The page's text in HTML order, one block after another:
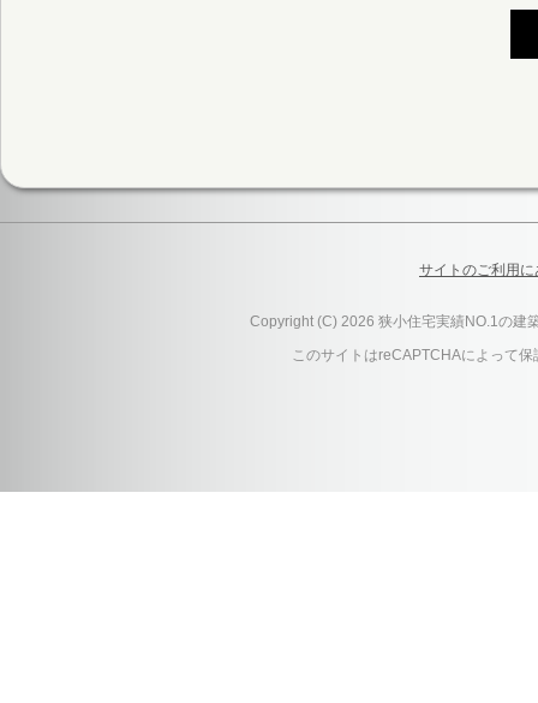
サイトのご利用に
Copyright (C) 2026 狭小住宅実績NO.1の建
このサイトはreCAPTCHAによって